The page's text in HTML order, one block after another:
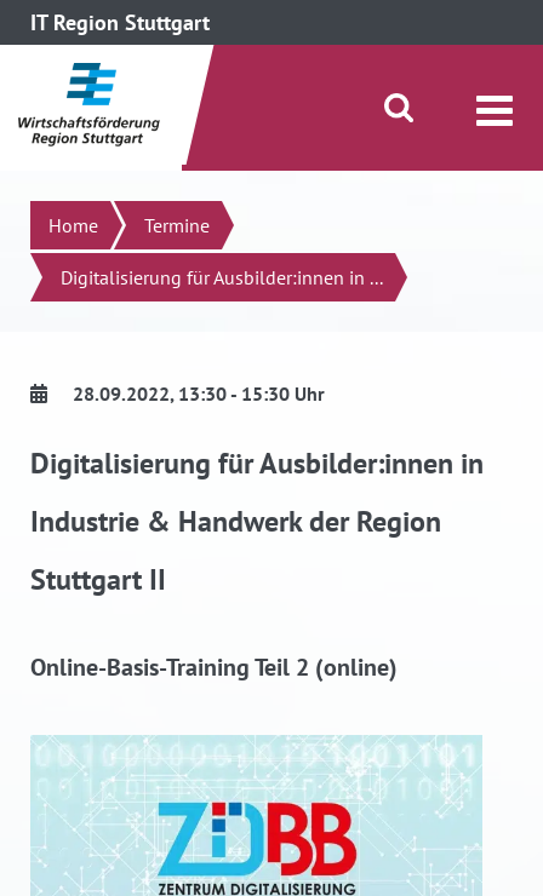
IT Region Stuttgart
direkt zum Inhalt dieser Seite
direkt zum Menü springen
Suche öffnen/schließen
Suchen
Home Termine
Digitalisierung für Ausbilder:innen in ...
28.09.2022, 13:30 - 15:30 Uhr
Digitalisierung für Ausbilder:innen in
Industrie & Handwerk der Region
Stuttgart II
Online-Basis-Training Teil 2 (online)